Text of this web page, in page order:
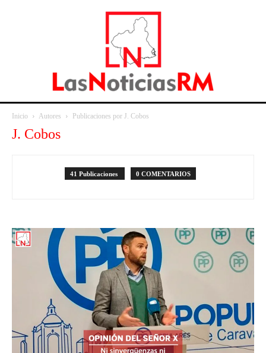
Inicio Autores Publicaciones por J. Cobos
J. Cobos
41 Publicaciones 0 COMENTARIOS